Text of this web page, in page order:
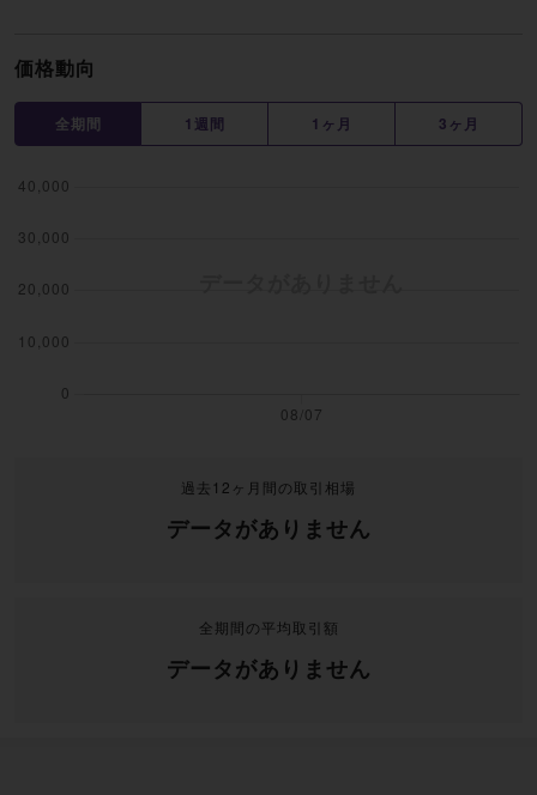
価格動向
全期間 1週間 1ヶ月 3ヶ月
過去12ヶ月間の取引相場
データがありません
全期間の平均取引額
データがありません